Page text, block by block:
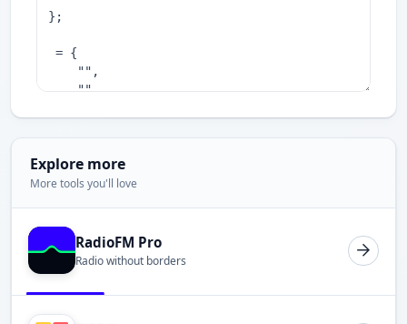
Explore more
More tools you'll love
RadioFM Pro
Radio without borders